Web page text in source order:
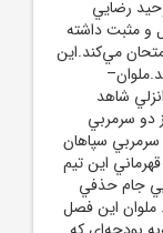
رضايي
و مثبت داشته
مي‌کند.اين
شاهد
دو سرمربي
سپاهان
اين تيم
جام حذفي
ملوان اين فصل